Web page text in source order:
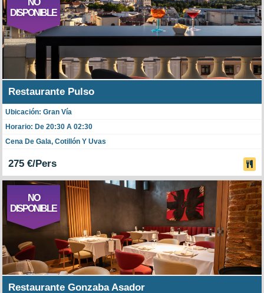
DISPONIBLE
Restaurante Pulso
Ubicación: Gran Vía
Horario: De 20:30 A 02:30
Cena De Gala, Cotillón Y Uvas
275 €/Pers
NO
DISPONIBLE
Restaurante Gonzaba Asador